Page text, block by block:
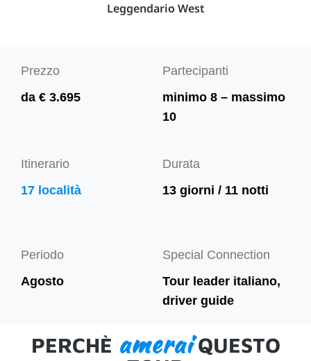
Leggendario West
Prezzo
da € 3.695
Partecipanti
minimo 8 – massimo
10
Itinerario
17 località
Durata
13 giorni / 11 notti
Periodo
Agosto
Special Connection
Tour leader italiano,
driver guide
PERCHÈ ameraiQUESTO